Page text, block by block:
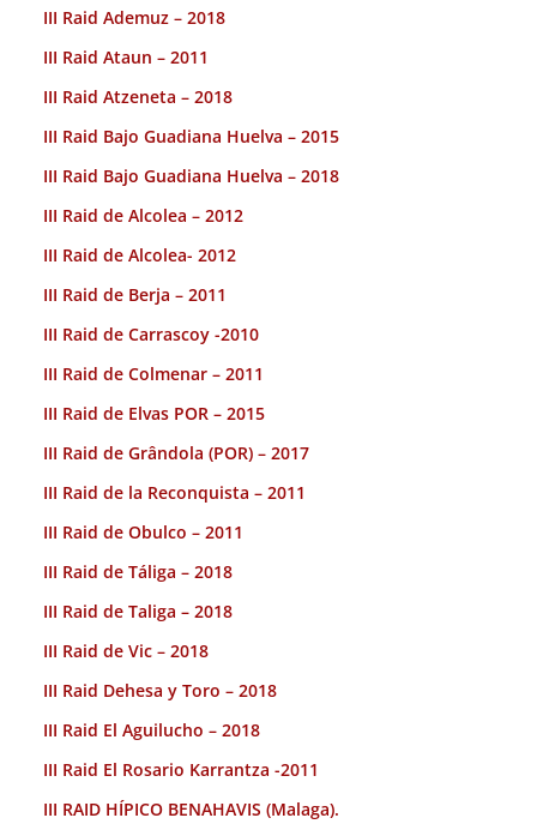
III Raid Ademuz – 2018
III Raid Ataun – 2011
III Raid Atzeneta – 2018
III Raid Bajo Guadiana Huelva – 2015
III Raid Bajo Guadiana Huelva – 2018
III Raid de Alcolea – 2012
III Raid de Alcolea- 2012
III Raid de Berja – 2011
III Raid de Carrascoy -2010
III Raid de Colmenar – 2011
III Raid de Elvas POR – 2015
III Raid de Grândola (POR) – 2017
III Raid de la Reconquista – 2011
III Raid de Obulco – 2011
III Raid de Táliga – 2018
III Raid de Taliga – 2018
III Raid de Vic – 2018
III Raid Dehesa y Toro – 2018
III Raid El Aguilucho – 2018
III Raid El Rosario Karrantza -2011
III RAID HÍPICO BENAHAVIS (Malaga).